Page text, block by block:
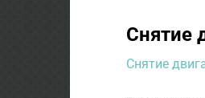
Снятие
Снятие